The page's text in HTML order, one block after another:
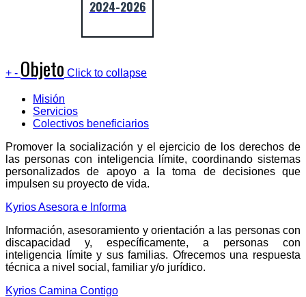
2024-2026
+ - Objeto Click to collapse
Misión
Servicios
Colectivos beneficiarios
Promover la socialización y el ejercicio de los derechos de
las personas con inteligencia límite, coordinando sistemas
personalizados de apoyo a la toma de decisiones que
impulsen su proyecto de vida.
Kyrios Asesora e Informa
Información, asesoramiento y orientación a las personas con
discapacidad y, específicamente, a personas con
inteligencia límite y sus familias. Ofrecemos una respuesta
técnica a nivel social, familiar y/o jurídico.
Kyrios Camina Contigo